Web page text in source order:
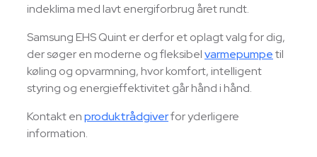
indeklima med lavt energiforbrug året rundt.
Samsung EHS Quint er derfor et oplagt valg for dig,
der søger en moderne og fleksibelvarmepumpetil
køling og opvarmning, hvor komfort, intelligent
styring og energieffektivitet går hånd i hånd.
Kontakt enproduktrådgiverfor yderligere
information.